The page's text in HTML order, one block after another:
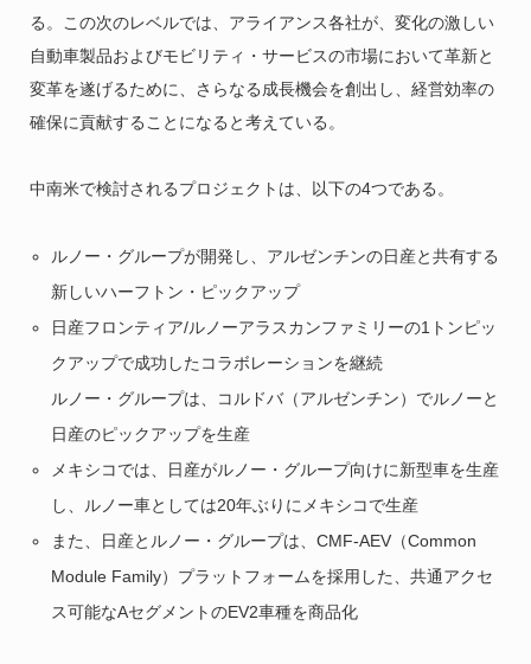
る。この次のレベルでは、アライアンス各社が、変化の激しい
自動車製品およびモビリティ・サービスの市場において革新と
変革を遂げるために、さらなる成長機会を創出し、経営効率の
確保に貢献することになると考えている。
中南米で検討されるプロジェクトは、以下の4つである。
ルノー・グループが開発し、アルゼンチンの日産と共有する
新しいハーフトン・ピックアップ
日産フロンティア/ルノーアラスカンファミリーの1トンピッ
クアップで成功したコラボレーションを継続
ルノー・グループは、コルドバ（アルゼンチン）でルノーと
日産のピックアップを生産
メキシコでは、日産がルノー・グループ向けに新型車を生産
し、ルノー車としては20年ぶりにメキシコで生産
また、日産とルノー・グループは、CMF-AEV（Common
Module Family）プラットフォームを採用した、共通アクセ
ス可能なAセグメントのEV2車種を商品化